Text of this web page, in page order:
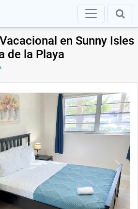
en Sunny Isles
de la Playa
Next